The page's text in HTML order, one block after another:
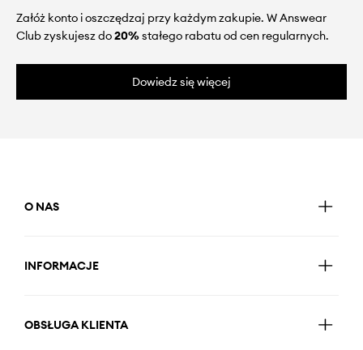
Załóż konto i oszczędzaj przy każdym zakupie. W Answear
Club zyskujesz do20%stałego rabatu od cen regularnych.
Dowiedz się więcej
O NAS
INFORMACJE
OBSŁUGA KLIENTA